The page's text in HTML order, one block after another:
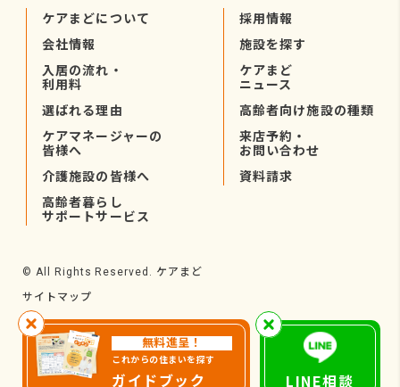
無料進呈！
これからの住まいを探す
ガイドブック LINE相談
ケアまどについて
会社情報
入居の流れ・
利用料
選ばれる理由
ケアマネージャーの
皆様へ
介護施設の皆様へ
高齢者暮らし
サポートサービス
採用情報
施設を探す
ケアまど
ニュース
高齢者向け施設の種類
来店予約・
お問い合わせ
資料請求
© All Rights Reserved. ケアまど
サイトマップ